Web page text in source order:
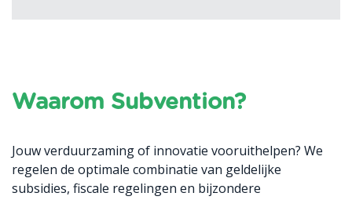
Waarom Subvention?
Jouw verduurzaming of innovatie vooruithelpen? We
regelen de optimale combinatie van geldelijke
subsidies, fiscale regelingen en bijzondere